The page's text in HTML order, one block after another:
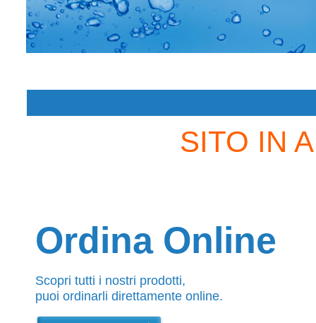
ATTREZZATURE
PROFESSIONALI
PER L'IGIENE E LA PULIZIA
SITO IN
Ordina Online
Scopri tutti i nostri prodotti,
puoi ordinarli direttamente online.